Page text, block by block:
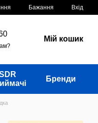
Бажання Вхід
Мій кошик
Бренди